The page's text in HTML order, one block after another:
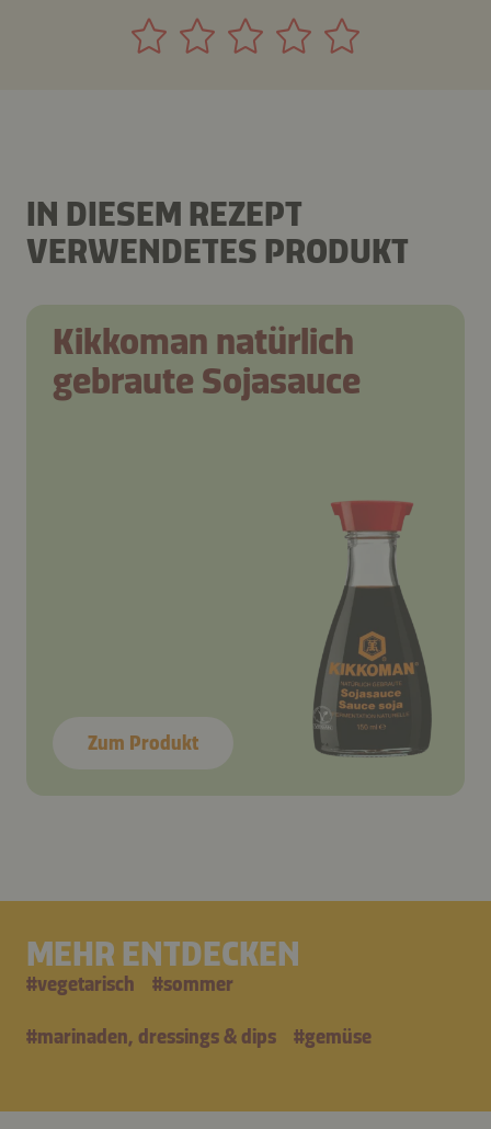
IN DIESEM REZEPT
VERWENDETES PRODUKT
Kikkoman natürlich
gebraute Sojasauce
Zum Produkt
MEHR ENTDECKEN
#vegetarisch #sommer
#marinaden, dressings & dips #gemüse